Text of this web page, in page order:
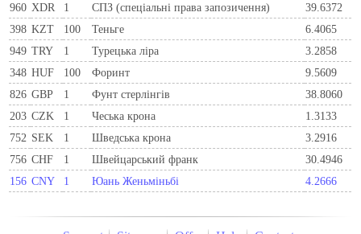
960 XDR 1 СПЗ (спеціальні права запозичення)
39.6372
398 KZT 100 Теньге
6.4065
949 TRY 1 Турецька ліра
3.2858
348 HUF 100 Форинт
9.5609
826 GBP 1 Фунт стерлінгів
38.8060
203 CZK 1 Чеська крона
1.3133
752 SEK 1 Шведська крона
3.2916
756 CHF 1 Швейцарський франк
30.4946
156 CNY 1 Юань Женьміньбі 4.2666